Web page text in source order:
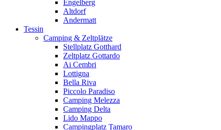
Engelberg
Altdorf
Andermatt
Tessin
Camping & Zeltplätze
Stellplatz Gotthard
Zeltplatz Gottardo
Ai Cembri
Lottigna
Bella Riva
Piccolo Paradiso
Camping Melezza
Camping Delta
Lido Mappo
Campingplatz Tamaro